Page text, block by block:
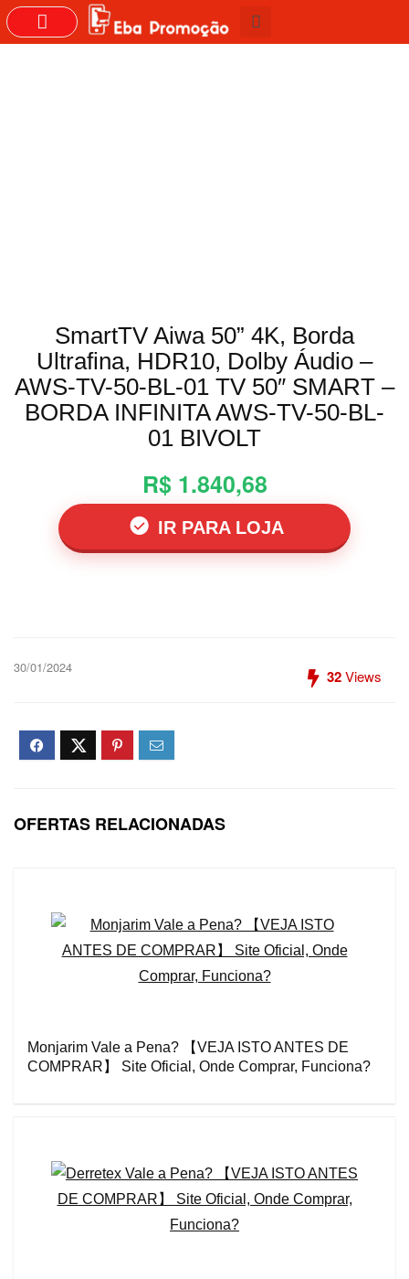
SmartTV Aiwa 50” 4K, Borda
Ultrafina, HDR10, Dolby Áudio –
AWS-TV-50-BL-01 TV 50″ SMART –
BORDA INFINITA AWS-TV-50-BL-
01 BIVOLT
R$ 1.840,68
IR PARA LOJA
30/01/2024 32Views
OFERTAS RELACIONADAS
Monjarim Vale a Pena? 【VEJA ISTO ANTES DE
COMPRAR】 Site Oficial, Onde Comprar, Funciona?